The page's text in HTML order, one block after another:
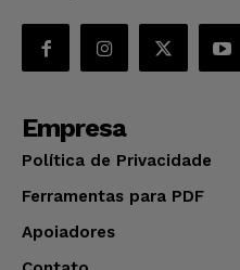
Empresa
Política de Privacidade
Ferramentas para PDF
Apoiadores